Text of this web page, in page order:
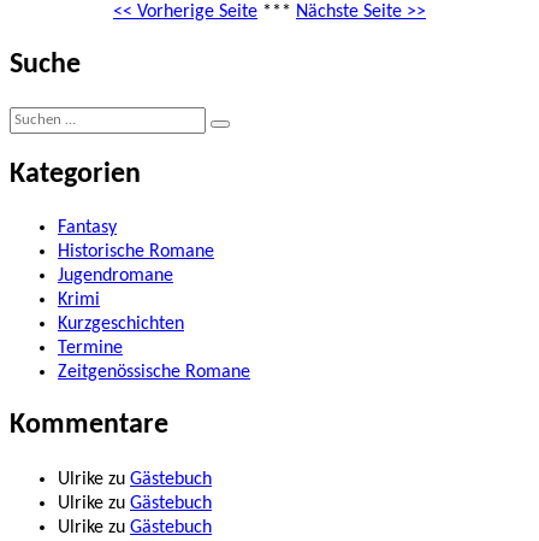
<< Vorherige Seite *** Nächste Seite >>
Suche
Suche
Suchen
Kategorien
Fantasy
Historische Romane
Jugendromane
Krimi
Kurzgeschichten
Termine
Zeitgenössische Romane
Kommentare
Ulrike zu Gästebuch
Ulrike zu Gästebuch
Ulrike zu Gästebuch